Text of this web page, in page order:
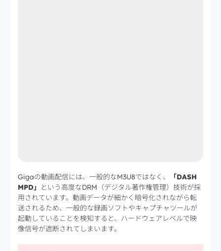
Gigaの動画配信には、一般的なM3U8ではなく、
「DASH
MPD」
という高度なDRM（デジタル著作権管理）技術が採
用されています。動画データが細かく暗号化されながら転
送されるため、一般的な録画ソフトやキャプチャツールが
起動していることを検知すると、ハードウェアレベルで映
像信号が遮断されてしまいます。